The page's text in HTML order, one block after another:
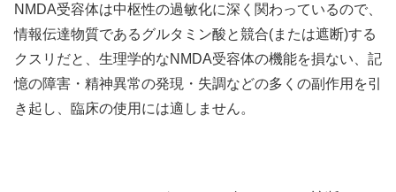
NMDA受容体は中枢性の過敏化に深く関わっているので、
情報伝達物質であるグルタミン酸と競合(または遮断)する
クスリだと、生理学的なNMDA受容体の機能を損ない、記
憶の障害・精神異常の発現・失調などの多くの副作用を引
き起し、臨床の使用には適しません。